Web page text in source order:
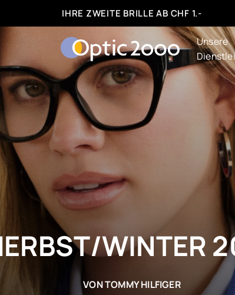
IHRE ZWEITE BRILLE AB CHF 1.-
Unsere
WINTER
VON TOMMY HILFIGER